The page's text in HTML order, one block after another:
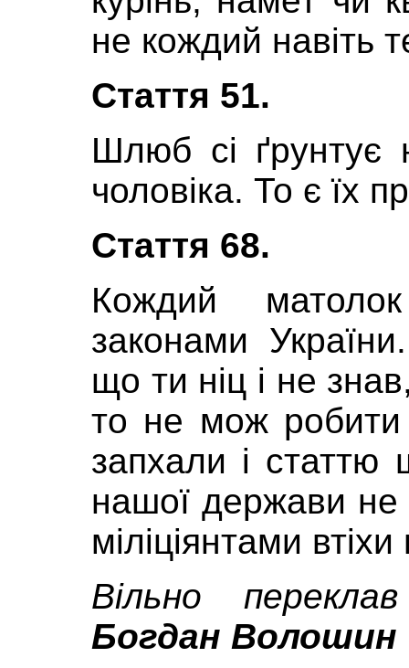
не кождий навіть
Стаття 51.
Шлюб сі ґрунтує
чоловіка. То є їх
Стаття 68.
Кождий
законами
що ти ніц і не
то не мож
запхали і статтю
нашої держави не
міліціянтами
Вільно
Богдан Волошин